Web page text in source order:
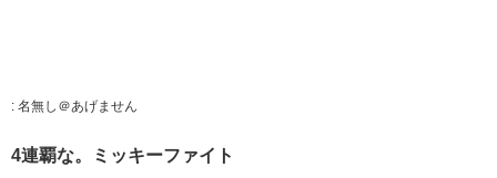
: 名無し＠あげません
4連覇な。ミッキーファイト